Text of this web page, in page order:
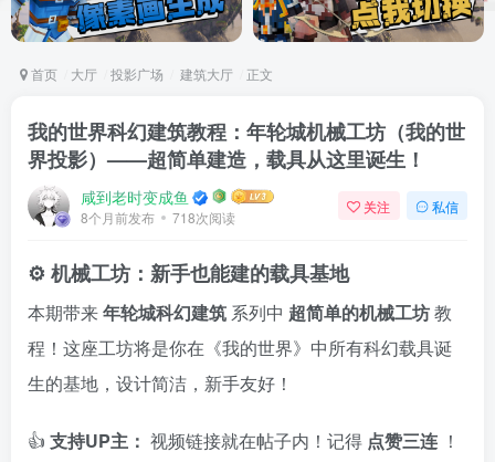
首页 大厅 投影广场 建筑大厅 正文
我的世界科幻建筑教程：年轮城机械工坊（我的世
界投影）——超简单建造，载具从这里诞生！
咸到老时变成鱼
8个月前发布 718次阅读
关注 私信
⚙️ 机械工坊：新手也能建的载具基地
本期带来年轮城科幻建筑 系列中 超简单的机械工坊教
程！这座工坊将是你在《我的世界》中所有科幻载具诞
生的基地，设计简洁，新手友好！
👍 支持UP主： 视频链接就在帖子内！记得 点赞三连 ！